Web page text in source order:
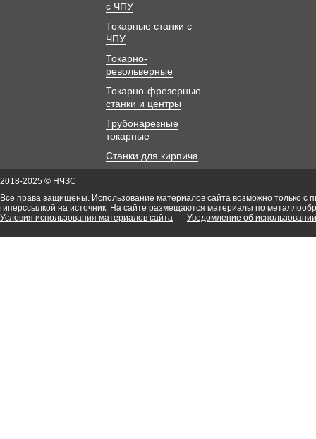
с ЧПУ
Токарные станки с
ЧПУ
Токарно-
револьверные
Токарно-фрезерные
станки и центры
Трубонарезные
токарные
Станки для кирпича
2018-2025 © НЧЗС
Все права защищены. Использование материалов сайта возможно только с
гиперссылкой на источник. На сайте размещаются материалы по
Условия использования материалов сайта
Уведомление об